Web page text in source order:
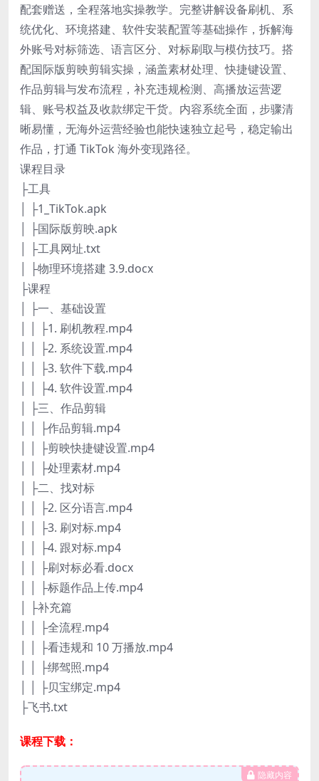
配套赠送，全程落地实操教学。完整讲解设备刷机、系
统优化、环境搭建、软件安装配置等基础操作，拆解海
外账号对标筛选、语言区分、对标刷取与模仿技巧。搭
配国际版剪映剪辑实操，涵盖素材处理、快捷键设置、
作品剪辑与发布流程，补充违规检测、高播放运营逻
辑、账号权益及收款绑定干货。内容系统全面，步骤清
晰易懂，无海外运营经验也能快速独立起号，稳定输出
作品，打通 TikTok 海外变现路径。
课程目录
├工具
│ ├1_TikTok.apk
│ ├国际版剪映.apk
│ ├工具网址.txt
│ ├物理环境搭建 3.9.docx
├课程
│ ├一、基础设置
│ │ ├1. 刷机教程.mp4
│ │ ├2. 系统设置.mp4
│ │ ├3. 软件下载.mp4
│ │ ├4. 软件设置.mp4
│ ├三、作品剪辑
│ │ ├作品剪辑.mp4
│ │ ├剪映快捷键设置.mp4
│ │ ├处理素材.mp4
│ ├二、找对标
│ │ ├2. 区分语言.mp4
│ │ ├3. 刷对标.mp4
│ │ ├4. 跟对标.mp4
│ │ ├刷对标必看.docx
│ │ ├标题作品上传.mp4
│ ├补充篇
│ │ ├全流程.mp4
│ │ ├看违规和 10 万播放.mp4
│ │ ├绑驾照.mp4
│ │ ├贝宝绑定.mp4
├飞书.txt
课程下载：
隐藏内容